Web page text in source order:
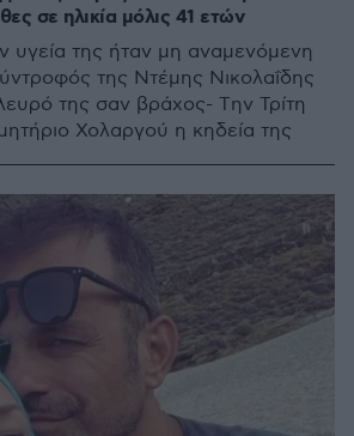
σε ηλικία μόλις 41 ετών
υγεία της ήταν μη αναμενόμενη
της Ντέμης Νικολαΐδης
της σαν βράχος- Tην Τρίτη
Χολαργού η κηδεία της